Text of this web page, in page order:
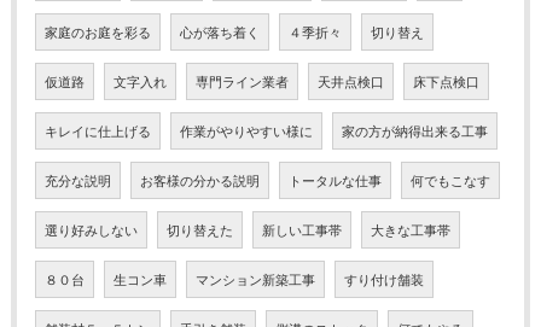
家庭のお庭を彩る 心が落ち着く ４季折々 切り替え
仮道路 文字入れ 専門ライン業者 天井点検口 床下点検口
キレイに仕上げる 作業がやりやすい様に 家の方が納得出来る工事
充分な説明 お客様の分かる説明 トータルな仕事 何でもこなす
選り好みしない 切り替えた 新しい工事帯 大きな工事帯
８０台 生コン車 マンション新築工事 すり付け舗装